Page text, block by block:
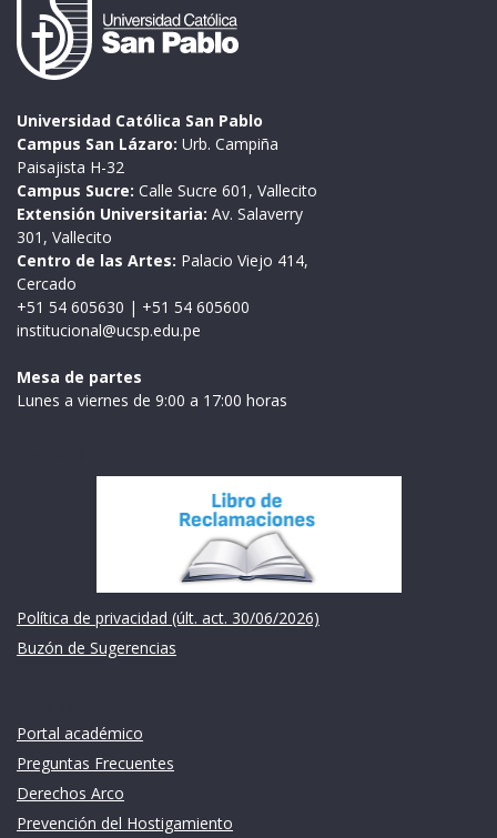
Universidad Católica San Pablo
Campus San Lázaro: Urb. Campiña
Paisajista H-32
Campus Sucre: Calle Sucre 601, Vallecito
Extensión Universitaria: Av. Salaverry
301, Vallecito
Centro de las Artes: Palacio Viejo 414,
Cercado
+51 54 605630 | +51 54 605600
institucional@ucsp.edu.pe
Mesa de partes
Lunes a viernes de 9:00 a 17:00 horas
Política de privacidad (últ. act. 30/06/2026)
Buzón de Sugerencias
Portal académico
Preguntas Frecuentes
Derechos Arco
Prevención del Hostigamiento